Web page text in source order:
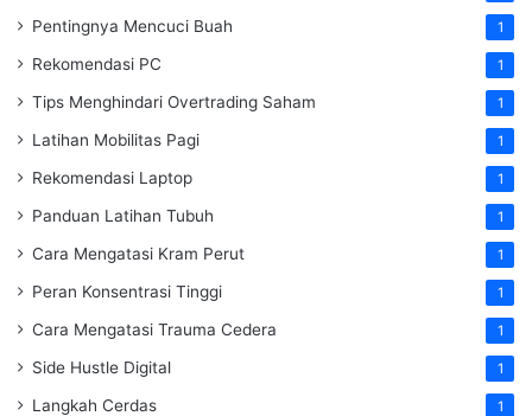
Pentingnya Mencuci Buah 1
Rekomendasi PC 1
Tips Menghindari Overtrading Saham 1
Latihan Mobilitas Pagi 1
Rekomendasi Laptop 1
Panduan Latihan Tubuh 1
Cara Mengatasi Kram Perut 1
Peran Konsentrasi Tinggi 1
Cara Mengatasi Trauma Cedera 1
Side Hustle Digital 1
Langkah Cerdas 1